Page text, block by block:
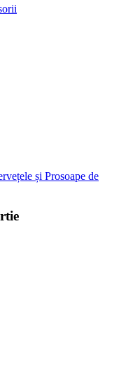
și Prosoape de